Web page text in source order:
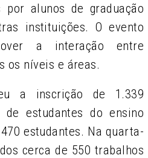
por alunos de graduação
instituições. O evento
a interação entre
os níveis e áreas.
a inscrição de 1.339
estudantes do ensino
estudantes. Na quarta-
cerca de 550 trabalhos